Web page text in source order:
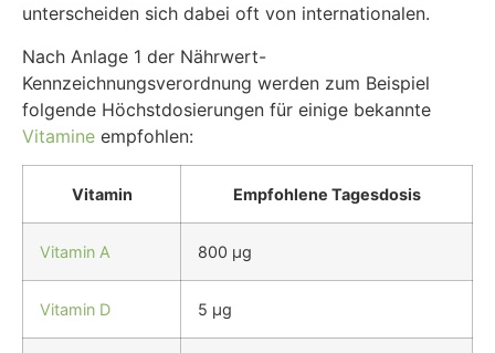
unterscheiden sich dabei oft von internationalen.
Nach Anlage 1 der Nährwert-
Kennzeichnungsverordnung werden zum Beispiel
folgende Höchstdosierungen für einige bekannte
Vitamine empfohlen:
Vitamin Empfohlene Tagesdosis
Vitamin A 800 µg
Vitamin D 5 µg